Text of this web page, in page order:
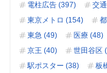
電柱広告 (397) 交
東京メトロ (154)
東急 (49)
医療 (48)
京王 (40)
世田谷区
駅ポスター (38)
板